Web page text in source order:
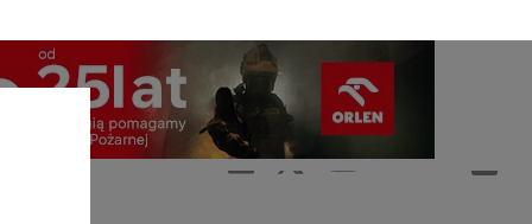
A A A ZALOGUJ SIĘ